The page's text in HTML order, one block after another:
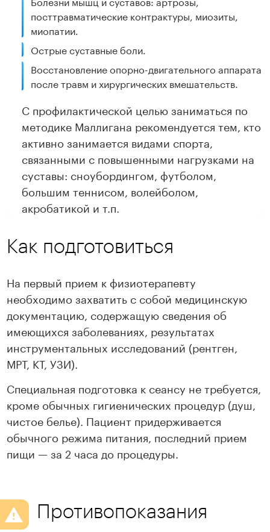
посттравматические контрактуры, миозиты,
миопатии.
Острые суставные боли.
Восстановление опорно-двигательного аппарата
после травм и хирургических вмешательств.
С профилактической целью заниматься по
методике Маллигана рекомендуется тем, кто
активно занимается видами спорта,
связанными с повышенными нагрузками на
суставы: сноубордингом, футболом,
большим теннисом, волейболом,
акробатикой и т.п.
Как подготовиться
На первый прием к физиотерапевту
необходимо захватить с собой медицинскую
документацию, содержащую сведения об
имеющихся заболеваниях, результатах
инструментальных исследований (рентген,
МРТ, КТ, УЗИ).
Специальная подготовка к сеансу не требуется,
кроме обычных гигиенических процедур (душ,
чистое белье). Пациент придерживается
обычного режима питания, последний прием
пищи — за 2 часа до процедуры.
Противопоказания